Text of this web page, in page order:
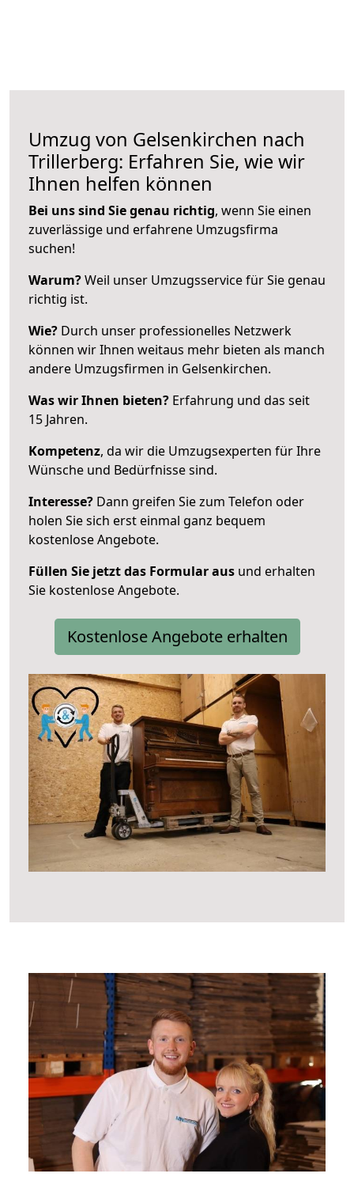
Umzug von Gelsenkirchen nach
Trillerberg: Erfahren Sie, wie wir
Ihnen helfen können
Bei uns sind Sie genau richtig, wenn Sie einen
zuverlässige und erfahrene Umzugsfirma
suchen!
Warum?Weil unser Umzugsservice für Sie genau
richtig ist.
Wie? Durch unser professionelles Netzwerk
können wir Ihnen weitaus mehr bieten als manch
andere Umzugsfirmen in Gelsenkirchen.
Was wir Ihnen bieten? Erfahrung und das seit
15 Jahren.
Kompetenz, da wir die Umzugsexperten für Ihre
Wünsche und Bedürfnisse sind.
Interesse? Dann greifen Sie zum Telefon oder
holen Sie sich erst einmal ganz bequem
kostenlose Angebote.
Füllen Sie jetzt das Formular aus und erhalten
Sie kostenlose Angebote.
Kostenlose Angebote erhalten